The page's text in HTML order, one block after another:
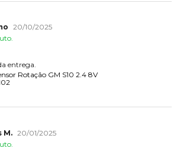
20/10/2025
entrega.
Rotação GM S10 2.4 8V
M. 20/01/2025